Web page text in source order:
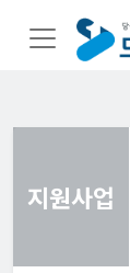
지원사업